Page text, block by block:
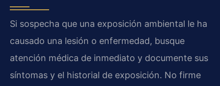
Si sospecha que una exposición ambiental le ha
causado una lesión o enfermedad, busque
atención médica de inmediato y documente sus
síntomas y el historial de exposición. No firme